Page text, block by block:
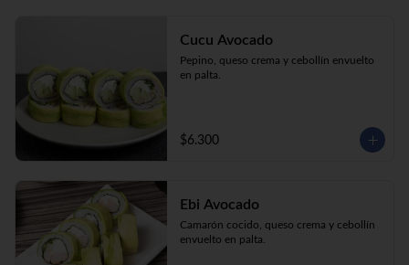
Cucu Avocado
Pepino, queso crema y cebollín envuelto
en palta.
$6.300
Ebi Avocado
Camarón cocido, queso crema y cebollín
envuelto en palta.